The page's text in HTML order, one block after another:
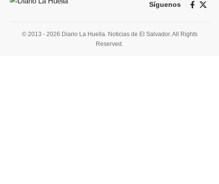
Síguenos
© 2013 - 2026 Diario La Huella. Noticias de El Salvador. All Rights
Reserved.